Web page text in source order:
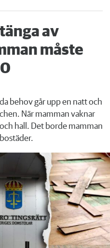
av
måste
behov går upp en natt och
När mamman vaknar
hall. Det borde mamman